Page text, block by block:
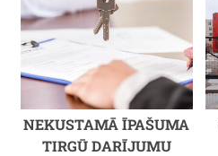
NEKUSTAMĀ ĪPAŠUMA
TIRGŪ DARĪJUMU